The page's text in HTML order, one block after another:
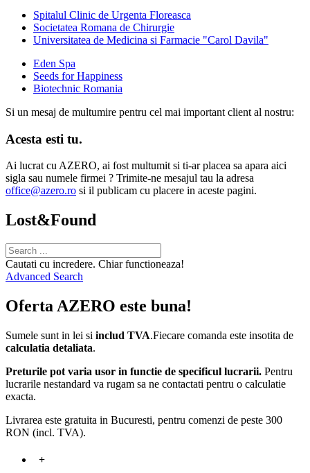
Spitalul Clinic de Urgenta Floreasca
Societatea Romana de Chirurgie
Universitatea de Medicina si Farmacie "Carol Davila"
Eden Spa
Seeds for Happiness
Biotechnic Romania
Si un mesaj de multumire pentru cel mai important client al nostru:
Acesta esti tu.
Ai lucrat cu AZERO, ai fost multumit si ti-ar placea sa apara aici
sigla sau numele firmei ? Trimite-ne mesajul tau la adresa
office@azero.ro si il publicam cu placere in aceste pagini.
Lost&Found
Cautati cu incredere. Chiar functioneaza!
Advanced Search
Oferta AZERO este buna!
Sumele sunt in lei si includ TVA.Fiecare comanda este insotita de
calculatia detaliata.
Preturile pot varia usor in functie de specificul lucrarii. Pentru
lucrarile nestandard va rugam sa ne contactati pentru o calculatie
exacta.
Livrarea este gratuita in Bucuresti, pentru comenzi de peste 300
RON (incl. TVA).
+